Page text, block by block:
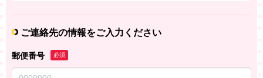
ご連絡先の情報をご入力ください
郵便番号 必須